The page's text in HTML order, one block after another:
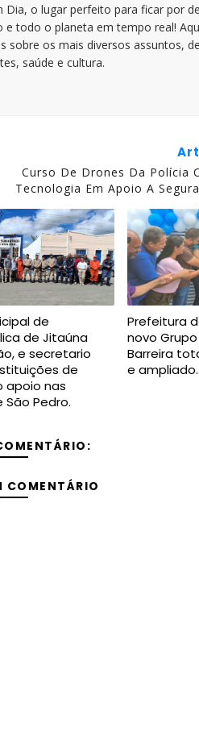
Dia, o lugar perfeito para ficar por
e todo o planeta em tempo real!
sobre os mais diversos assuntos,
saúde e cultura.
Curso De Drones Da Polícia
Tecnologia Em Apoio A
de
de Jitaúna
e secretario
de
apoio nas
Pedro.
Prefeitura
novo
Barreira
e ampliado.
COMENTÁRIO